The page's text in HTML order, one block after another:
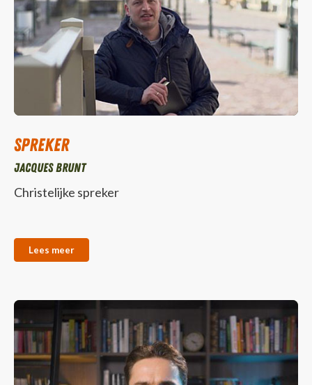
Spreker
Jacques Brunt
Christelijke spreker
Lees meer